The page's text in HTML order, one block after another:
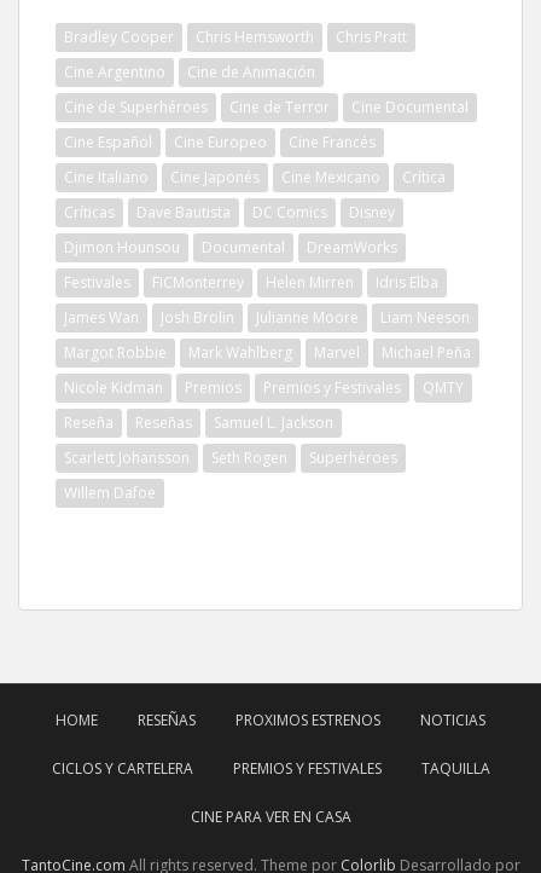
Bradley Cooper Chris Hemsworth
Chris Pratt
Cine Argentino
Cine de Animación
Cine de Superhéroes
Cine de Terror
Cine Documental
Cine Español
Cine Europeo
Cine Francés
Cine Italiano
Cine Japonés Cine Mexicano
Crítica
Críticas
Dave Bautista DC Comics
Disney
Djimon Hounsou
Documental
DreamWorks
Festivales
FICMonterrey Helen Mirren
Idris Elba
James Wan
Josh Brolin Julianne Moore
Liam Neeson
Margot Robbie
Mark Wahlberg Marvel
Michael Peña
Nicole Kidman
Premios Premios y Festivales
QMTY
Reseña
Reseñas
Samuel L. Jackson
Scarlett Johansson
Seth Rogen
Superhéroes
Willem Dafoe
HOME RESEÑAS PROXIMOS ESTRENOS NOTICIAS
CICLOS Y CARTELERA PREMIOS Y FESTIVALES TAQUILLA
CINE PARA VER EN CASA
TantoCine.com All rights reserved. Theme por Colorlib Desarrollado por